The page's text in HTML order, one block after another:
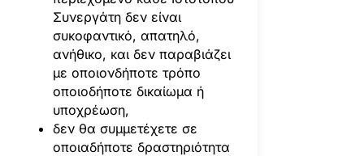
Συνεργάτη δεν είναι
συκοφαντικό, απατηλό,
ανήθικο, και δεν παραβιάζει
με οποιονδήποτε τρόπο
οποιοδήποτε δικαίωμα ή
υποχρέωση,
δεν θα συμμετέχετε σε
οποιαδήποτε δραστηριότητα